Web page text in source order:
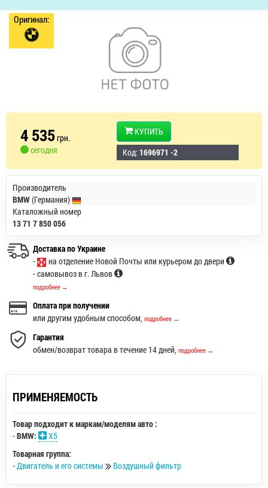
Оригинал:
4 535грн.
сегодня
КУПИТЬ
Код: 1696971 -2
Производитель
BMW(Германия)
Каталожный номер
13 71 7 850 056
Доставка по Украине
-
на отделение Новой Почты или курьером до двери
- самовывоз в г. Львов
подробнее →
Оплата при получении
или другим удобным способом, подробнее →
Гарантия
обмен/возврат товара в течение 14 дней, подробнее →
ПРИМЕНЯЕМОСТЬ
Товар подходит к маркам/моделям авто :
-BMW:
X5
Товарная группа:
-Двигатель и его системы Воздушный фильтр